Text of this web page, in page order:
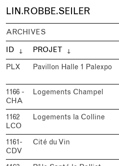
L IN. ROBBE.S EILER
ARCHIVES
ID PROJET
PLX Pavillon Halle 1 Palexpo
1166 -
CHA
Logements Champel
1162
LCO
Logements la Colline
1161-
CDV
Cité du Vin